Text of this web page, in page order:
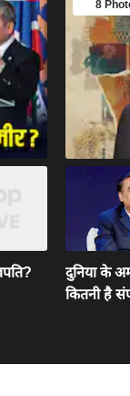
8
दुनिया के
कितनी है